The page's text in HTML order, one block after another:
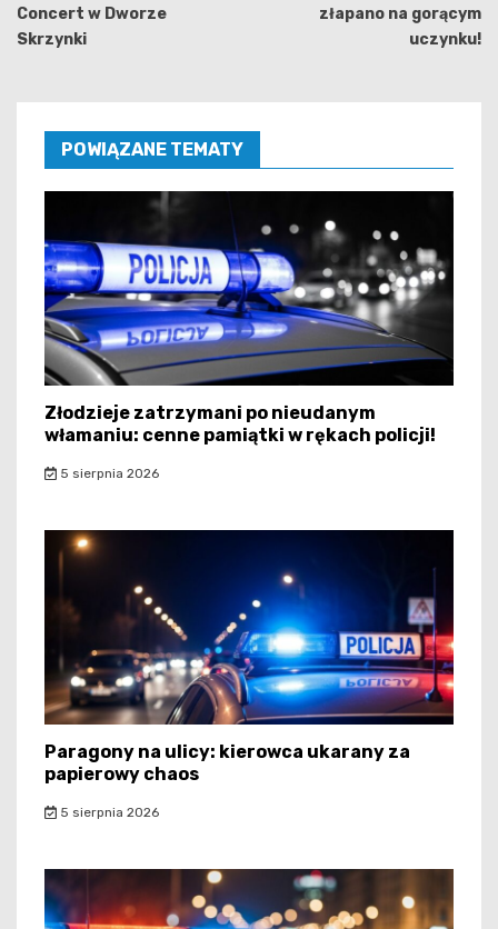
Concert w Dworze
Skrzynki
złapano na gorącym
uczynku!
POWIĄZANE TEMATY
Złodzieje zatrzymani po nieudanym
włamaniu: cenne pamiątki w rękach policji!
5 sierpnia 2026
Paragony na ulicy: kierowca ukarany za
papierowy chaos
5 sierpnia 2026